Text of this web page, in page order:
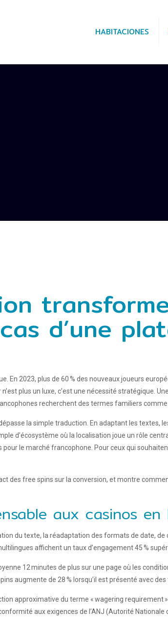
HABITACIONES
d’une
En 2023, plus de 60 % des nouveaux joueurs
plus un luxe, c’est une nécessité stratégique.
recherchent des termes familiers comme
la simple traduction. En adaptant les textes,
d’écosystème où la localisation joue un rôle
le marché francophone. Pour ceux qui
des free spins sur la conversion, et montre
aux casinos en
du texte, la réadaptation des formats de date,
affichent un taux d’engagement 45 %
12 minutes de plus sur une page où les
augmente de 28 % lorsqu’il est présenté avec
approximative du terme « wagering requirement
aux exigences de l’ANJ (Autorité Nationale